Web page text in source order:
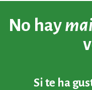
No hay
Si te ha